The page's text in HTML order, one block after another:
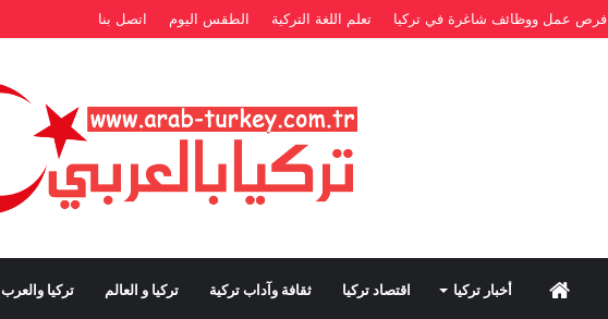
فرص عمل ووظائف شاغرة في تركيا تعلم اللغة التركية الطقس اليوم اتصل بنا
Home أخبار تركيا اقتصاد تركيا ثقافة وآداب تركية تركيا و العالم تركيا والعرب